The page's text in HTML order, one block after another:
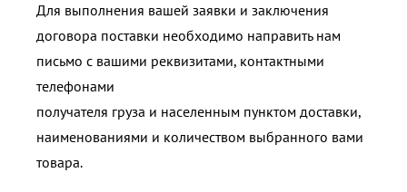
Для выполнения вашей заявки и заключения
договора поставки необходимо направить нам
письмо с вашими реквизитами, контактными
телефонами
получателя груза и населенным пунктом доставки,
наименованиями и количеством выбранного вами
товара.